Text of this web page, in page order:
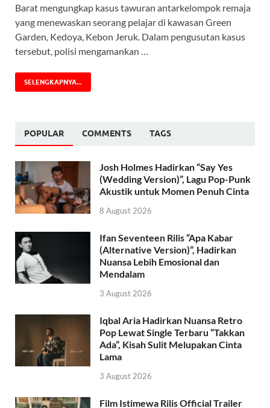
Barat mengungkap kasus tawuran antarkelompok remaja
yang menewaskan seorang pelajar di kawasan Green
Garden, Kedoya, Kebon Jeruk. Dalam pengusutan kasus
tersebut, polisi mengamankan …
SELENGKAPNYA...
POPULAR COMMENTS TAGS
Josh Holmes Hadirkan “Say Yes
(Wedding Version)”, Lagu Pop-Punk
Akustik untuk Momen Penuh Cinta
8 August 2026
Ifan Seventeen Rilis “Apa Kabar
(Alternative Version)”, Hadirkan
Nuansa Lebih Emosional dan
Mendalam
3 August 2026
Iqbal Aria Hadirkan Nuansa Retro
Pop Lewat Single Terbaru “Takkan
Ada”, Kisah Sulit Melupakan Cinta
Lama
3 August 2026
Film Istimewa Rilis Official Trailer